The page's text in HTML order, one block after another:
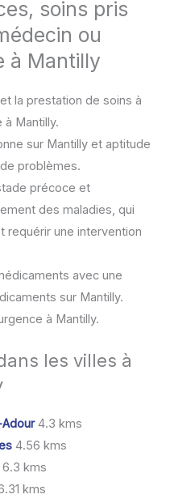
soins pris
ou
à Mantilly
la prestation de soins à
Mantilly.
sur Mantilly et aptitude
problèmes.
précoce et
des maladies, qui
requérir une intervention
avec une
sur Mantilly.
à Mantilly.
les villes à
4.3 kms
4.56 kms
kms
kms